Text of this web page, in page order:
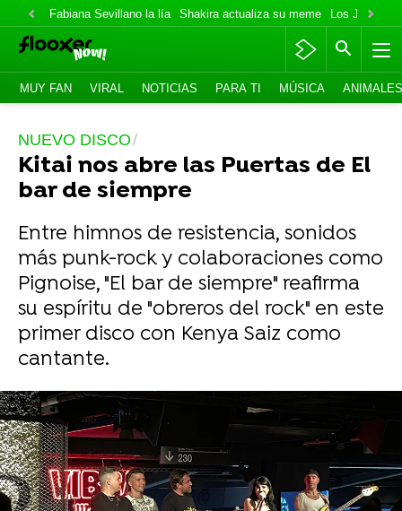
Fabiana Sevillano la lía Shakira actualiza su meme Los Jonas
MUY FAN VIRAL NOTICIAS PARA TI MÚSICA ANIMALES
NUEVO DISCO
Kitai nos abre las Puertas de El
bar de siempre
Entre himnos de resistencia, sonidos
más punk-rock y colaboraciones como
Pignoise, "El bar de siempre" reafirma
su espíritu de "obreros del rock" en este
primer disco con Kenya Saiz como
cantante.
Entrevista a Despistaos: "Es
superimportante hacerte un circuito de
salas, cogerte la furgoneta e irte a conocer
España"